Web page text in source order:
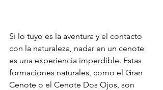
Si lo tuyo es la aventura y el contacto
con la naturaleza, nadar en un cenote
es una experiencia imperdible. Estas
formaciones naturales, como el Gran
Cenote o el Cenote Dos Ojos, son